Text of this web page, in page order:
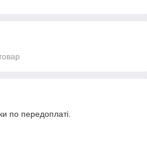
по передоплаті.